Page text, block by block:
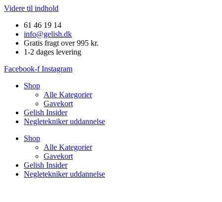
Videre til indhold
61 46 19 14
info@gelish.dk
Gratis fragt over 995 kr.
1-2 dages levering
Facebook-f Instagram
Shop
Alle Kategorier
Gavekort
Gelish Insider
Negletekniker uddannelse
Shop
Alle Kategorier
Gavekort
Gelish Insider
Negletekniker uddannelse